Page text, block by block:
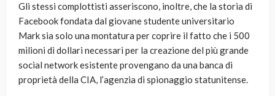
Gli stessi complottisti asseriscono, inoltre, che la storia di
Facebook fondata dal giovane studente universitario
Mark sia solo una montatura per coprire il fatto che i 500
milioni di dollari necessari per la creazione del più grande
social network esistente provengano da una banca di
proprietà della CIA, l’agenzia di spionaggio statunitense.